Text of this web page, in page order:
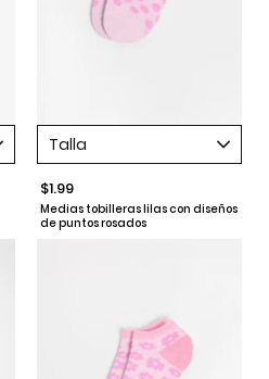
Talla
$1.99
Medias tobilleras lilas con diseños
de puntos rosados